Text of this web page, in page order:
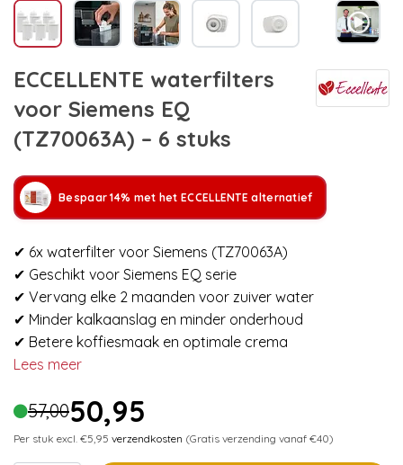
ECCELLENTE waterfilters
voor Siemens EQ
(TZ70063A) – 6 stuks
Bespaar 14% met het ECCELLENTE alternatief
✔ 6x waterfilter voor Siemens (TZ70063A)
✔ Geschikt voor Siemens EQ serie
✔ Vervang elke 2 maanden voor zuiver water
✔ Minder kalkaanslag en minder onderhoud
✔ Betere koffiesmaak en optimale crema
Lees meer
57,0050,95
Per stuk excl. €5,95 verzendkosten (Gratis verzending vanaf €40)